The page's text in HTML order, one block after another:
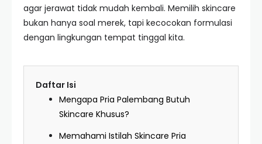
agar jerawat tidak mudah kembali. Memilih skincare
bukan hanya soal merek, tapi kecocokan formulasi
dengan lingkungan tempat tinggal kita.
Daftar Isi
Mengapa Pria Palembang Butuh
Skincare Khusus?
Memahami Istilah Skincare Pria